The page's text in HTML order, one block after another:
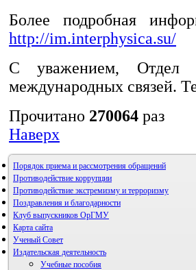
Более подробная
http://im.interphysica.su/
С уважением, Отдел
международных связей.
Прочитано 270064 раз
Наверх
Порядок приема и рассмотрения обращений
Противодействие коррупции
Противодействие экстремизму и терроризму
Поздравления и благодарности
Клуб выпускников ОрГМУ
Карта сайта
Ученый Совет
Издательская деятельность
Учебные пособия